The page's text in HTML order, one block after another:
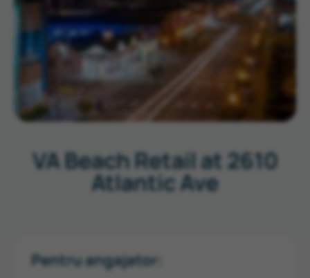
VA Beach Retail at 2610
Atlantic Ave
Pentru angajator: